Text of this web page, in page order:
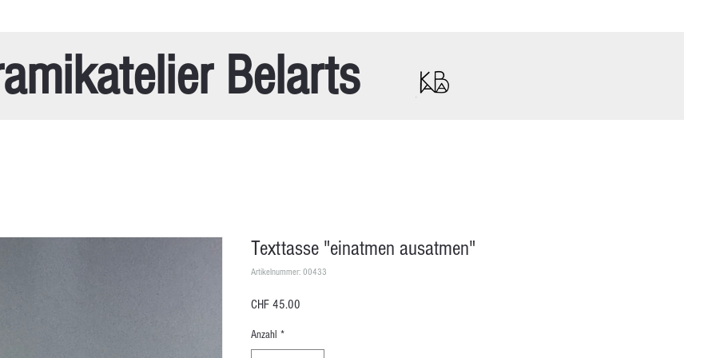
Belarts
Texttasse "einatmen ausatmen"
Artikelnummer: 00433
CHF 45.00
Anzahl *